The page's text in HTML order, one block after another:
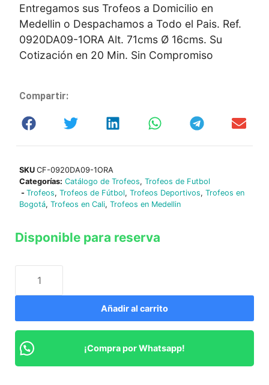
Entregamos sus Trofeos a Domicilio en
Medellin o Despachamos a Todo el Pais. Ref.
0920DA09-1ORA Alt. 71cms Ø 16cms. Su
Cotización en 20 Min. Sin Compromiso
Compartir:
SKU CF-0920DA09-1ORA
Categorías: Catálogo de Trofeos, Trofeos de Futbol
- Trofeos, Trofeos de Fútbol, Trofeos Deportivos, Trofeos en
Bogotá, Trofeos en Cali, Trofeos en Medellin
Disponible para reserva
Añadir al carrito
¡Compra por Whatsapp!